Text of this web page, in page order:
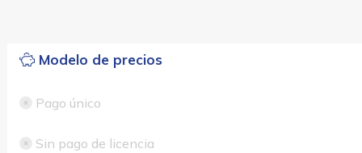
Modelo de precios
Pago único
Sin pago de licencia